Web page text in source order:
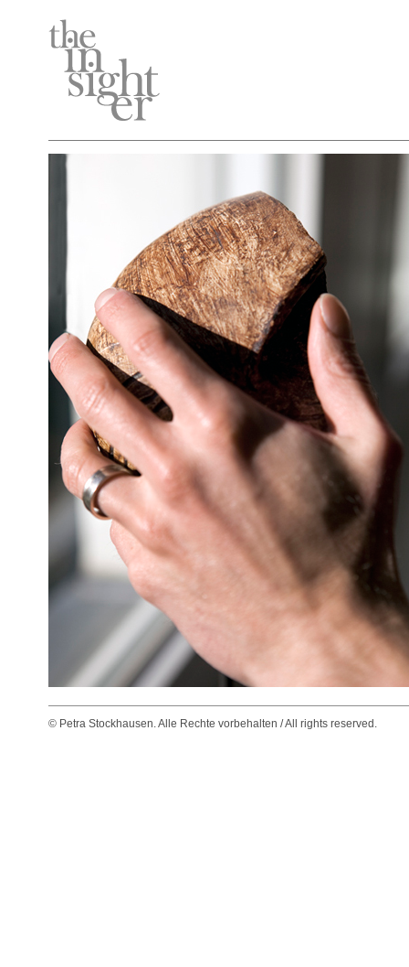
© Petra Stockhausen. Alle Rechte vorbehalten / All rights reserved.